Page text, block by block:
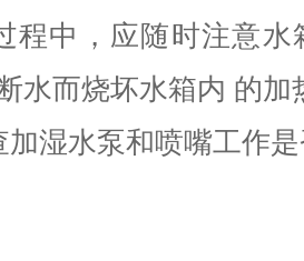
程中，应随时注意
水而烧坏水箱内 的加
加湿水泵和喷嘴工作